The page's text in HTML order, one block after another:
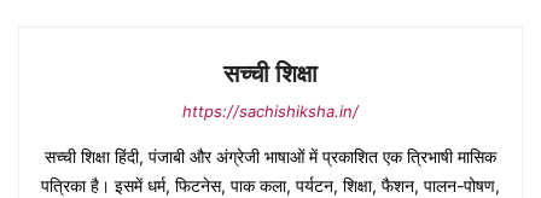
सच्ची शिक्षा
https://sachishiksha.in/
सच्ची शिक्षा हिंदी, पंजाबी और अंग्रेजी भाषाओं में प्रकाशित एक त्रिभाषी मासिक
पत्रिका है। इसमें धर्म, फिटनेस, पाक कला, पर्यटन, शिक्षा, फैशन, पालन-पोषण,